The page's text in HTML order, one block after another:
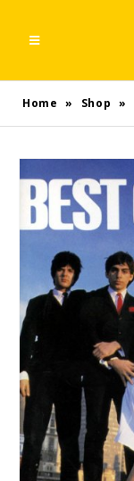
Home » Shop »